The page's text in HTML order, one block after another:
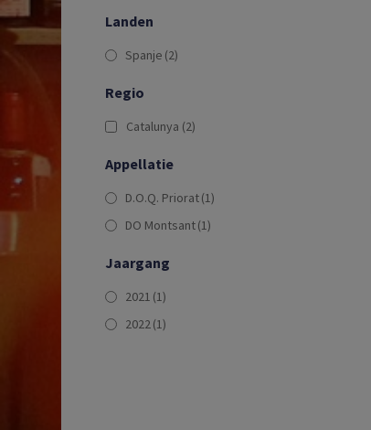
Landen
Spanje (2)
Regio
Catalunya (2)
Appellatie
D.O.Q. Priorat(1)
DO Montsant(1)
Jaargang
2021 (1)
2022(1)